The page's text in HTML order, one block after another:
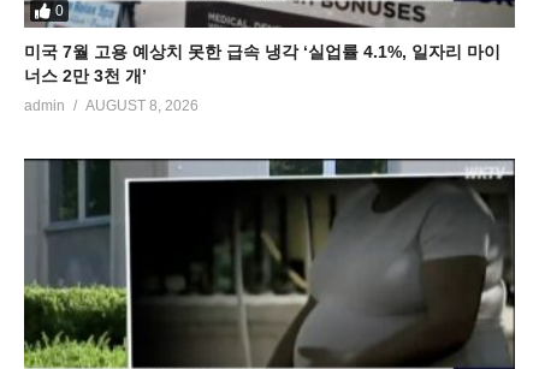
0
미국 7월 고용 예상치 못한 급속 냉각 ‘실업률 4.1%, 일자리 마이
너스 2만 3천 개’
admin AUGUST 8, 2026